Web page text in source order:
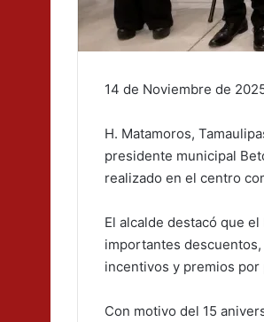
14 de Noviembre de
H. Matamoros,
presidente municipal
realizado en el centro
El alcalde destacó que
importantes
incentivos y premios
Con motivo del 15